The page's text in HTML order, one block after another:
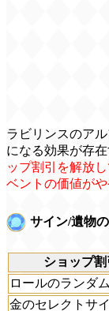
ラビリンスのア
になる効果が存
ップ割引を解放
ベントの価値が
サイン/遺物
ショップ割
ロールのランダ
金のセレクトサ